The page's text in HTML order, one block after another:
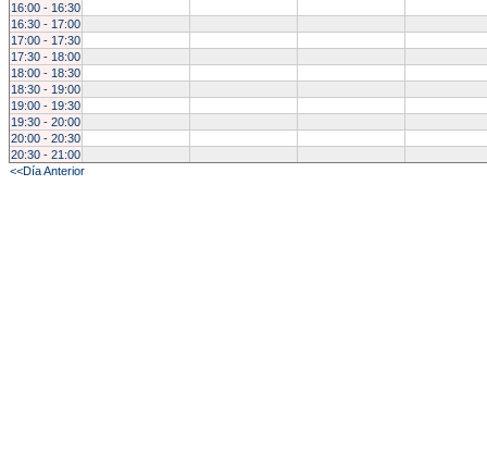
16:00 - 16:30
16:30 - 17:00
17:00 - 17:30
17:30 - 18:00
18:00 - 18:30
18:30 - 19:00
19:00 - 19:30
19:30 - 20:00
20:00 - 20:30
20:30 - 21:00
<<Día Anterior